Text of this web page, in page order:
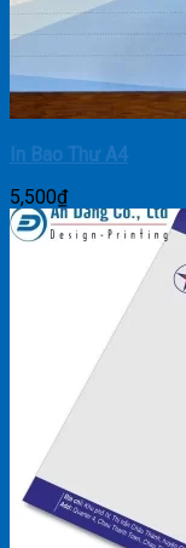
In Bao Thư A4
5,500₫